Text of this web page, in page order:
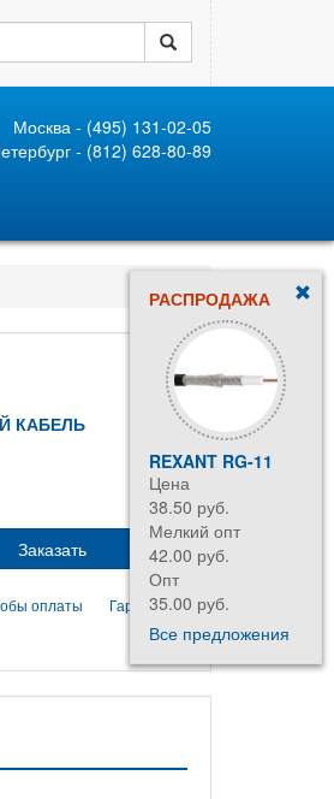
Москва - (495) 131-02-05
- (812) 628-80-89
РАСПРОДАЖА
REXANT RG-11
Цена
38.50 руб.
Мелкий опт
42.00 руб.
Опт
35.00 руб.
Все предложения
КАБЕЛЬ
Гарантии
оплаты